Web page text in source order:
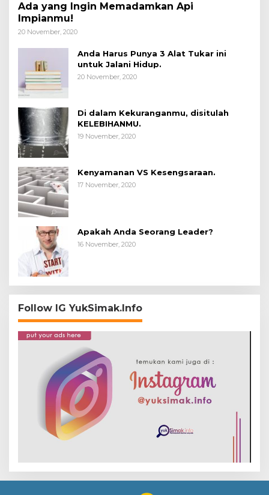
Ada yang Ingin Memadamkan Api
Impianmu!
20 November, 2020
Anda Harus Punya 3 Alat Tukar ini
untuk Jalani Hidup.
20 November, 2020
Di dalam Kekuranganmu, disitulah
KELEBIHANMU.
19 November, 2020
Kenyamanan VS Kesengsaraan.
17 November, 2020
Apakah Anda Seorang Leader?
16 November, 2020
Follow IG YukSimak.Info